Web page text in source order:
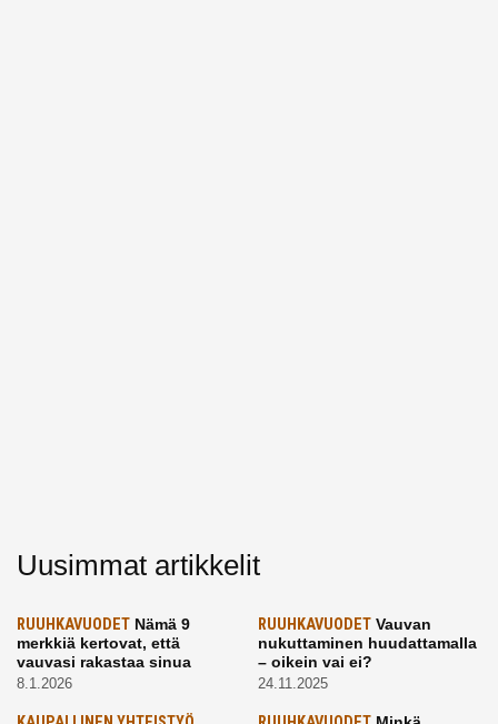
Uusimmat artikkelit
RUUHKAVUODET Nämä 9
merkkiä kertovat, että
vauvasi rakastaa sinua
8.1.2026
RUUHKAVUODETVauvan
nukuttaminen huudattamalla
– oikein vai ei?
24.11.2025